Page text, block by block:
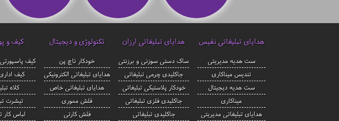
هدایای تبلیغاتی نفیس
ست هدیه مدیریتی
تندیس میناکاری
ست هدیه دیجیتال
میناکاری
هدایای تبلیغاتی مدیریتی
هدایای تبلیغاتی ارزان
ساک دستی سوزنی و برزنتی
جاکلیدی چرمی تبلیغاتی
خودکار پلاستیکی تبلیغاتی
جاکلیدی فلزی تبلیغاتی
جاکلیدی تبلیغاتی
تکنولوژی و دیجیتال
خودکار تاچ پن
هدایای تبلیغاتی الکترونیکی
هدایای تبلیغاتی خاص
فلش مموری
فلش کارتی
کیف و
کیف
کیف
کلاه
تیشرت
لباس کار